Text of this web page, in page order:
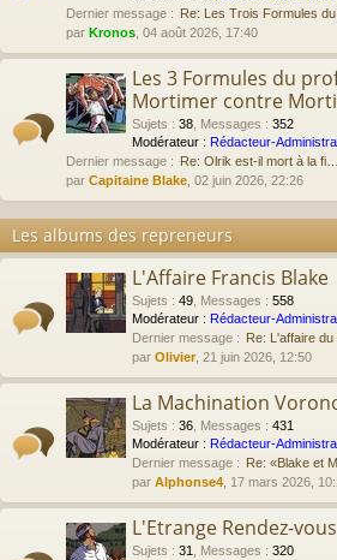
Dernier message : Re: Les Trois Formules
par Kronos , 04 août 2026, 17:40
Les 3 Formules du
Mortimer contre
Sujets : 38 Messages : 352
Modérateur : Rédacteur-
Dernier message : Re: Olrik est-il mort à la fi…
par Capitaine Blake , 02 juin 2026, 22:26
Les albums des repreneurs
L'Affaire Francis Blake
Sujets : 49 Messages : 558
Modérateur : Rédacteur-
Dernier message : Re: L'affaire du
par Olivier , 21 juin 2026, 12:50
La Machination
Sujets : 36 Messages : 431
Modérateur : Rédacteur-
Dernier message : Re: «Blake et
par Alphonse4 , 17 mars 2026,
L'Etrange Rendez-vous
Sujets : 31 Messages : 320